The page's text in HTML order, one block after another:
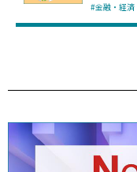
#金融・経済